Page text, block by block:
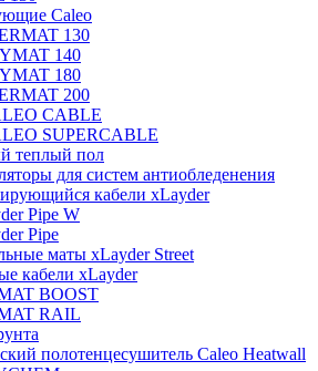
Caleo
130
140
180
200
CABLE
SUPERCABLE
теплый пол
для систем антиобледенения
кабели xLayder
Pipe W
Pipe
маты xLayder Street
кабели xLayder
BOOST
RAIL
полотенцесушитель Caleo Heatwall